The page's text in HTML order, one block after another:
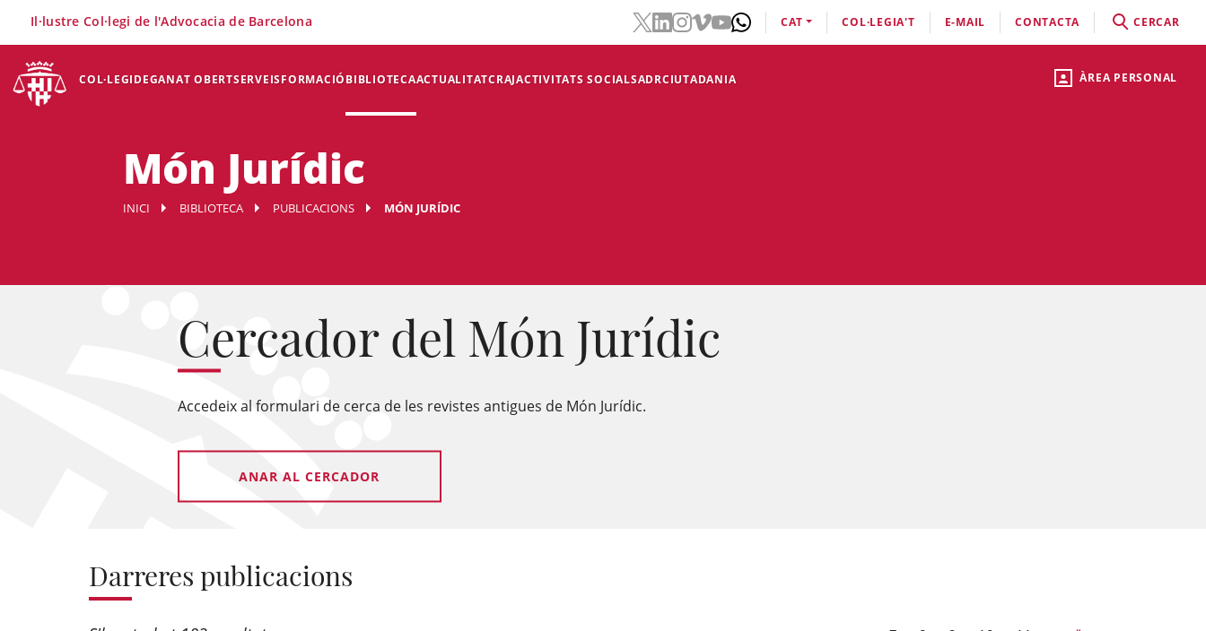
ÀREA PERSONAL
COL·LEGIDEGANAT OBERTSERVEISFORMACIÓBIBLIOTECAACTUALITATCRAJACTIVITATS SOCIALSADRCIUTADANIA
Il·lustre Col·legi de l'Advocacia de Barcelona CAT COL·LEGIA'T E-MAIL CONTACTA CERCAR
Món Jurídic
INICI BIBLIOTECA PUBLICACIONS MÓN JURÍDIC
Cercador del Món Jurídic
Accedeix al formulari de cerca de les revistes antigues de Món Jurídic.
ANAR AL CERCADOR
Darreres publicacions